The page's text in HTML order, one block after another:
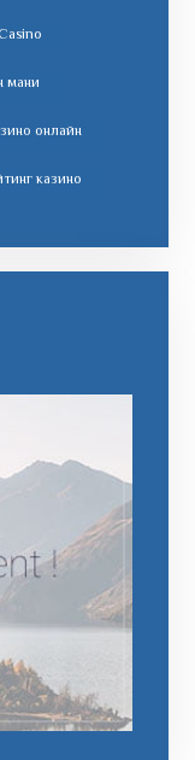
мани
онлайн
казино